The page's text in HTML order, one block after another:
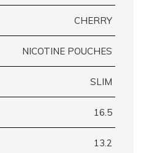
CHERRY
NICOTINE POUCHES
SLIM
16.5
13.2